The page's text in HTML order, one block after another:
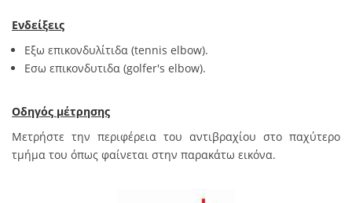
Ενδείξεις
Εξω επικονδυλίτιδα (tennis elbow).
Eσω επικονδυτιδα (golfer's elbow).
Οδηγός μέτρησης
Μετρήστε την περιφέρεια του αντιβραχίου στο παχύτερο
τμήμα του όπως φαίνεται στην παρακάτω εικόνα.